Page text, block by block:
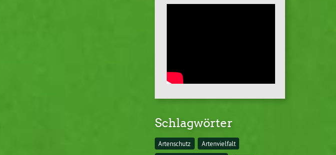
Schlagwörter
Artenschutz Artenvielfalt